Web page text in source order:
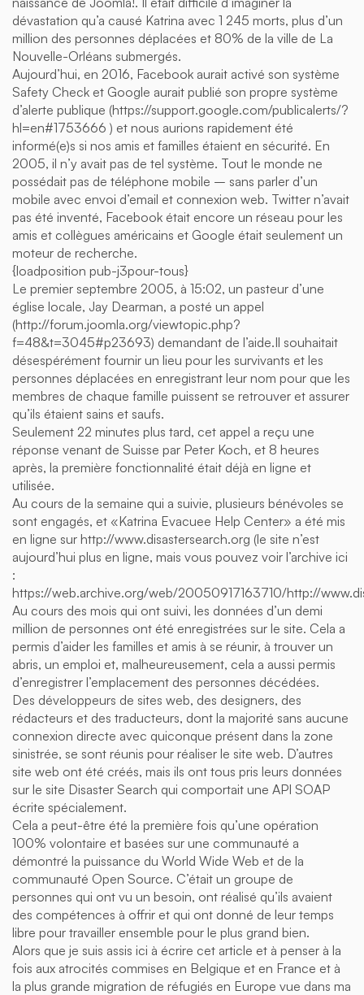
dévastation qu’a causé Katrina avec 1 245 morts, plus d’un
million des personnes déplacées et 80% de la ville de La
Nouvelle-Orléans submergés.
Aujourd’hui, en 2016, Facebook aurait activé son système
Safety Check et Google aurait publié son propre système
d’alerte publique (https://support.google.com/publicalerts/?
hl=en#1753666 ) et nous aurions rapidement été
informé(e)s si nos amis et familles étaient en sécurité. En
2005, il n’y avait pas de tel système. Tout le monde ne
possédait pas de téléphone mobile – sans parler d’un
mobile avec envoi d’email et connexion web. Twitter n’avait
pas été inventé, Facebook était encore un réseau pour les
amis et collègues américains et Google était seulement un
moteur de recherche.
{loadposition pub-j3pour-tous}
Le premier septembre 2005, à 15:02, un pasteur d’une
église locale, Jay Dearman, a posté un appel
(http://forum.joomla.org/viewtopic.php?
f=48&t=3045#p23693) demandant de l’aide.Il souhaitait
désespérément fournir un lieu pour les survivants et les
personnes déplacées en enregistrant leur nom pour que les
membres de chaque famille puissent se retrouver et assurer
qu’ils étaient sains et saufs.
Seulement 22 minutes plus tard, cet appel a reçu une
réponse venant de Suisse par Peter Koch, et 8 heures
après, la première fonctionnalité était déjà en ligne et
utilisée.
Au cours de la semaine qui a suivie, plusieurs bénévoles se
sont engagés, et «Katrina Evacuee Help Center» a été mis
en ligne sur http://www.disastersearch.org (le site n’est
aujourd’hui plus en ligne, mais vous pouvez voir l’archive ici
:
https://web.archive.org/web/20050917163710/http://
Au cours des mois qui ont suivi, les données d’un demi
million de personnes ont été enregistrées sur le site. Cela a
permis d’aider les familles et amis à se réunir, à trouver un
abris, un emploi et, malheureusement, cela a aussi permis
d’enregistrer l’emplacement des personnes décédées.
Des développeurs de sites web, des designers, des
rédacteurs et des traducteurs, dont la majorité sans aucune
connexion directe avec quiconque présent dans la zone
sinistrée, se sont réunis pour réaliser le site web. D’autres
site web ont été créés, mais ils ont tous pris leurs données
sur le site Disaster Search qui comportait une API SOAP
écrite spécialement.
Cela a peut-être été la première fois qu’une opération
100% volontaire et basées sur une communauté a
démontré la puissance du World Wide Web et de la
communauté Open Source. C’était un groupe de
personnes qui ont vu un besoin, ont réalisé qu’ils avaient
des compétences à offrir et qui ont donné de leur temps
libre pour travailler ensemble pour le plus grand bien.
Alors que je suis assis ici à écrire cet article et à penser à la
fois aux atrocités commises en Belgique et en France et à
la plus grande migration de réfugiés en Europe vue dans ma